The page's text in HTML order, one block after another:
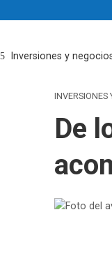
Inversiones y
INVERSIONES
De